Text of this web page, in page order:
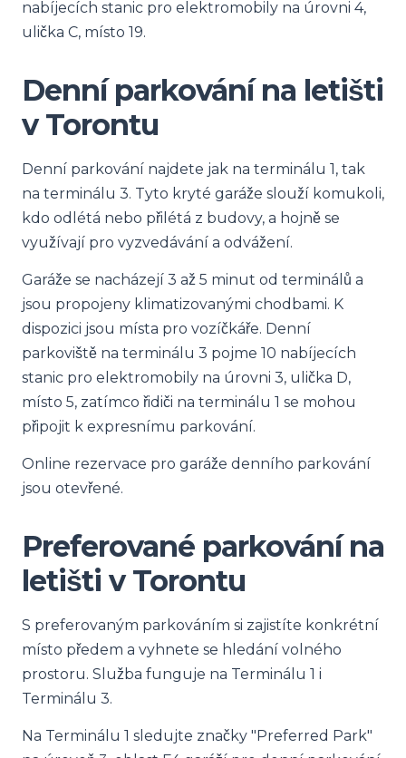
nabíjecích stanic pro elektromobily na úrovni 4,
ulička C, místo 19.
Denní parkování na letišti
v Torontu
Denní parkování najdete jak na terminálu 1, tak
na terminálu 3. Tyto kryté garáže slouží komukoli,
kdo odlétá nebo přilétá z budovy, a hojně se
využívají pro vyzvedávání a odvážení.
Garáže se nacházejí 3 až 5 minut od terminálů a
jsou propojeny klimatizovanými chodbami. K
dispozici jsou místa pro vozíčkáře. Denní
parkoviště na terminálu 3 pojme 10 nabíjecích
stanic pro elektromobily na úrovni 3, ulička D,
místo 5, zatímco řidiči na terminálu 1 se mohou
připojit k expresnímu parkování.
Online rezervace pro garáže denního parkování
jsou otevřené.
Preferované parkování na
letišti v Torontu
S preferovaným parkováním si zajistíte konkrétní
místo předem a vyhnete se hledání volného
prostoru. Služba funguje na Terminálu 1 i
Terminálu 3.
Na Terminálu 1 sledujte značky "Preferred Park"